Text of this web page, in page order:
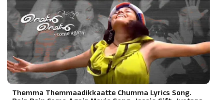
ആടിക്കാർ ഇളകി വരുന്നേ...
അരയാലില ആടി ഉറഞ്ഞേ...
കുഴലൂതണ നാദം കേട്ടേ...
നാടകെ നടനം കണ്ടേ...
ആടിക്കാർ ഇളകി വരുന്നേ...
അരയാലില ആടി ഉറഞ്ഞേ...
Themma Themmaadikkaatte Chumma Lyrics Song.